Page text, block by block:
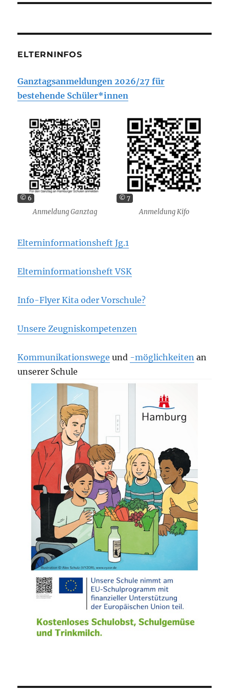
ELTERNINFOS
Ganztagsanmeldungen 2026/27 für
bestehende Schüler*innen
© 6
Anmeldung Ganztag
© 7
Anmeldung Kifo
Elterninformationsheft Jg.1
Elterninformationsheft VSK
Info-Flyer Kita oder Vorschule?
Unsere Zeugniskompetenzen
Kommunikationswege und -möglichkeiten an
unserer Schule